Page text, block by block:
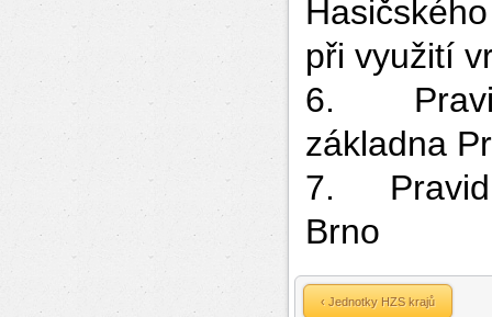
při využití
6.
základna
7.
Brno
‹ Jednotky HZS krajů